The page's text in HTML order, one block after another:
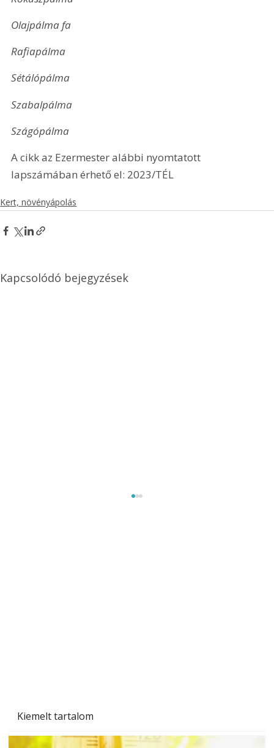
Kiemelt tartalom
Olajpálma fa
Rafiapálma
Sétálópálma
Szabalpálma
Szágópálma
A cikk az Ezermester alábbi nyomtatott
lapszámában érhető el: 2023/TÉL
Kert, növényápolás
Kapcsolódó bejegyzések